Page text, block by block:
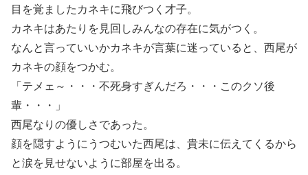
目を覚ましたカネキに飛びつく才子。
カネキはあたりを見回しみんなの存在に気がつく。
なんと言っていいかカネキが言葉に迷っていると、西尾が
カネキの顔をつかむ。
「テメェ～・・・不死身すぎんだろ・・・このクソ後
輩・・・」
西尾なりの優しさであった。
顔を隠すようにうつむいた西尾は、貴未に伝えてくるから
と涙を見せないように部屋を出る。